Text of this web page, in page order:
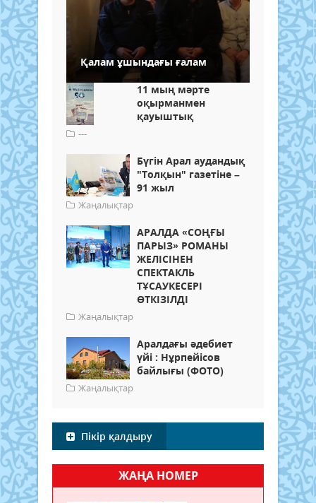
Қалам ұшындағы ғалам
11 мың мәрте
оқырманмен
қауыштық
---
Бүгін Арал аудандық
"Толқын" газетіне –
91 жыл
Жаңалықтар
АРАЛДА «СОҢҒЫ
ПАРЫЗ» РОМАНЫ
ЖЕЛІСІНЕН
СПЕКТАКЛЬ
ТҰСАУКЕСЕРІ
ӨТКІЗІЛДІ
Жаңалықтар
Аралдағы әдебиет
үйі : Нұрпейісов
байлығы (ФОТО)
Жаңалықтар
Пікір қалдыру
ЖАҢА НОМЕР